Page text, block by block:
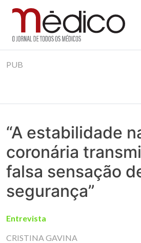
to
Jornal Médico
Médico – O Jornal de Todos os
realmente contam! Tudo o que se
PUB
“A estabilidade
coronária
falsa sensação
segurança”
Entrevista
CRISTINA GAVINA